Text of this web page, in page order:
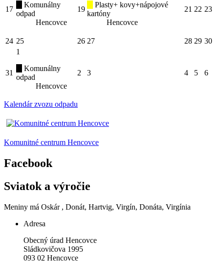
17
Komunálny
odpad
Hencovce
19
Plasty+ kovy+nápojové
kartóny
Hencovce
21 22 23
24 25 26 27 28 29 30
31
1
Komunálny
odpad
Hencovce
2 3 4 5 6
Kalendár zvozu odpadu
Komunitné centrum Hencovce
Facebook
Sviatok a výročie
Meniny má Oskár , Donát, Hartvig, Virgín, Donáta, Virgínia
Adresa
Obecný úrad Hencovce
Sládkovičova 1995
093 02 Hencovce